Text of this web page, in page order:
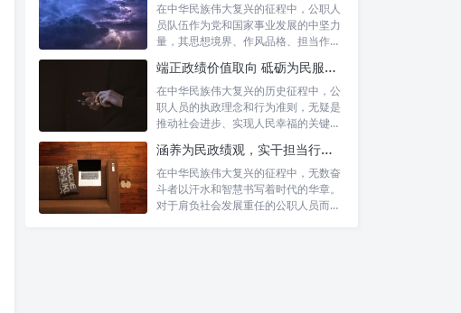
在中华民族伟大复兴的征程中，公职人
员队伍作为党和国家事业发展的中坚力
量，其思想境界、作风品格、担当作为
端正政绩价值取向 砥砺为民服务初心：新时代公仆的责任与担当
在中华民族伟大复兴的历史征程中，公
职人员的执政理念和行为准则，无疑是
推动社会进步、实现人民幸福的关键所
涵养为民政绩观，实干担当行稳致远：新时代公仆的价值坐标与实践航向
在中华民族伟大复兴的征程中，无数奋
斗者以汗水和智慧书写着时代的华章。
对于肩负社会发展重任的公职人员而